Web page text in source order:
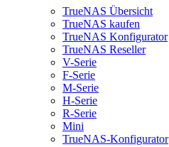
TrueNAS Übersicht
TrueNAS kaufen
TrueNAS Konfigurator
TrueNAS Reseller
V-Serie
F-Serie
M-Serie
H-Serie
R-Serie
Mini
TrueNAS-Konfigurator